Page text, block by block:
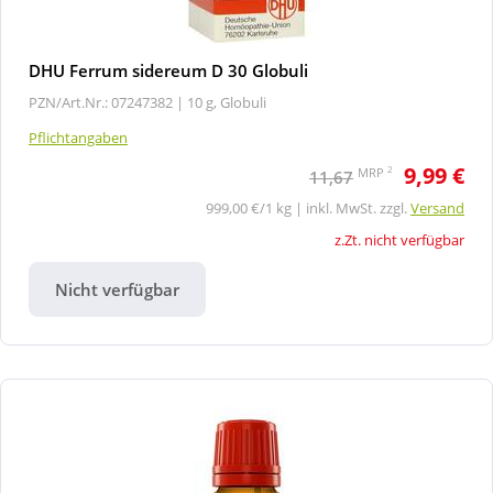
DHU Ferrum sidereum D 30 Globuli
PZN/Art.Nr.: 07247382 | 10 g, Globuli
Pflichtangaben
11,67 MRP 2 9,99 €
999,00 €/1 kg | inkl. MwSt. zzgl.Versand
z.Zt. nicht verfügbar
Nicht verfügbar